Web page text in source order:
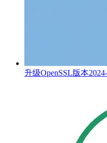
升级OpenSSL版本